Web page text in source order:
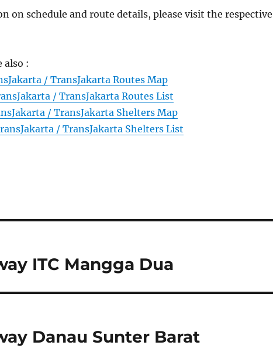
on schedule and route details, please visit the respective
also :
/ TransJakarta Routes Map
/ TransJakarta Routes List
/ TransJakarta Shelters Map
/ TransJakarta Shelters List
ITC Mangga Dua
Danau Sunter Barat